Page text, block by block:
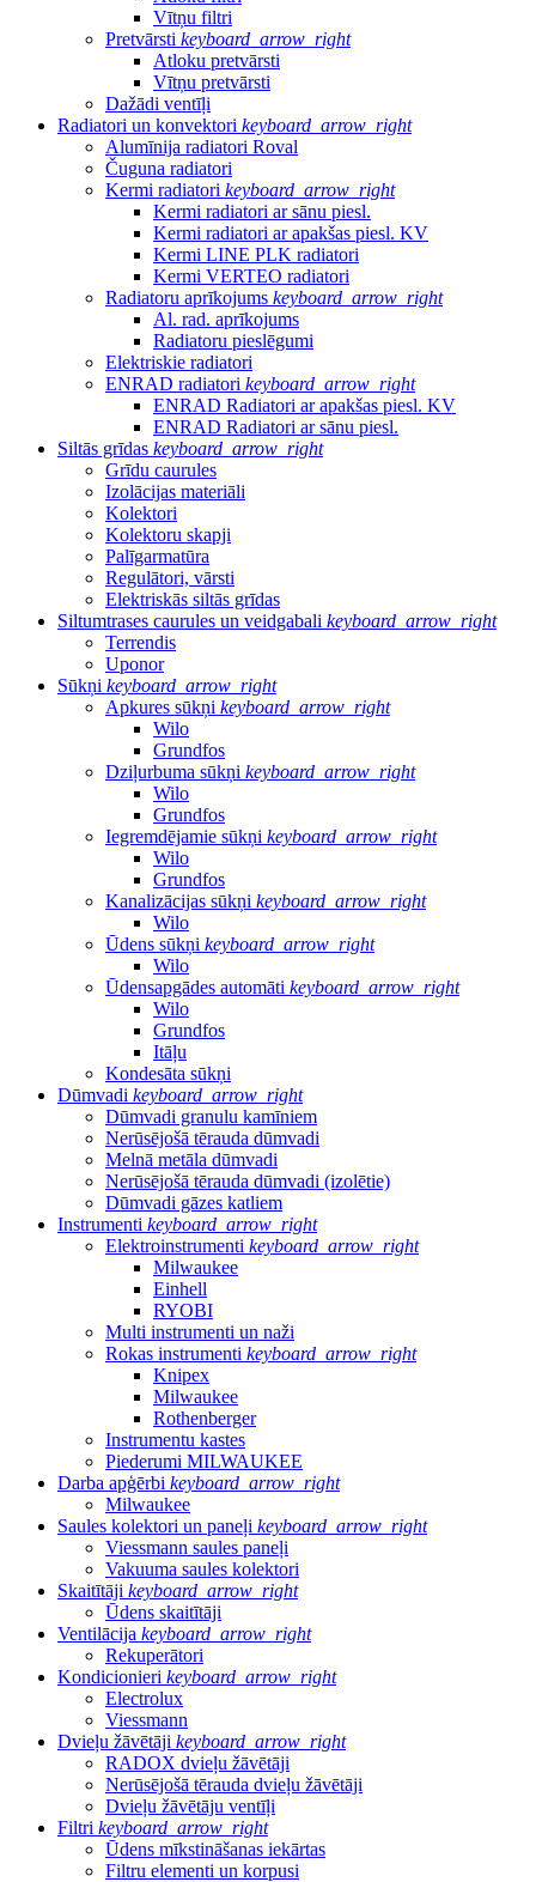
Vītņu filtri
Pretvārsti keyboard_arrow_right
Atloku pretvārsti
Vītņu pretvārsti
Dažādi ventīļi
Radiatori un konvektori keyboard_arrow_right
Alumīnija radiatori Roval
Čuguna radiatori
Kermi radiatori keyboard_arrow_right
Kermi radiatori ar sānu piesl.
Kermi radiatori ar apakšas piesl. KV
Kermi LINE PLK radiatori
Kermi VERTEO radiatori
Radiatoru aprīkojums keyboard_arrow_right
Al. rad. aprīkojums
Radiatoru pieslēgumi
Elektriskie radiatori
ENRAD radiatori keyboard_arrow_right
ENRAD Radiatori ar apakšas piesl. KV
ENRAD Radiatori ar sānu piesl.
Siltās grīdas keyboard_arrow_right
Grīdu caurules
Izolācijas materiāli
Kolektori
Kolektoru skapji
Palīgarmatūra
Regulātori, vārsti
Elektriskās siltās grīdas
Siltumtrases caurules un veidgabali keyboard_arrow_right
Terrendis
Uponor
Sūkņi keyboard_arrow_right
Apkures sūkņi keyboard_arrow_right
Wilo
Grundfos
Dziļurbuma sūkņi keyboard_arrow_right
Wilo
Grundfos
Iegremdējamie sūkņi keyboard_arrow_right
Wilo
Grundfos
Kanalizācijas sūkņi keyboard_arrow_right
Wilo
Ūdens sūkņi keyboard_arrow_right
Wilo
Ūdensapgādes automāti keyboard_arrow_right
Wilo
Grundfos
Itāļu
Kondesāta sūkņi
Dūmvadi keyboard_arrow_right
Dūmvadi granulu kamīniem
Nerūsējošā tērauda dūmvadi
Melnā metāla dūmvadi
Nerūsējošā tērauda dūmvadi (izolētie)
Dūmvadi gāzes katliem
Instrumenti keyboard_arrow_right
Elektroinstrumenti keyboard_arrow_right
Milwaukee
Einhell
RYOBI
Multi instrumenti un naži
Rokas instrumenti keyboard_arrow_right
Knipex
Milwaukee
Rothenberger
Instrumentu kastes
Piederumi MILWAUKEE
Darba apģērbi keyboard_arrow_right
Milwaukee
Saules kolektori un paneļi keyboard_arrow_right
Viessmann saules paneļi
Vakuuma saules kolektori
Skaitītāji keyboard_arrow_right
Ūdens skaitītāji
Ventilācija keyboard_arrow_right
Rekuperātori
Kondicionieri keyboard_arrow_right
Electrolux
Viessmann
Dvieļu žāvētāji keyboard_arrow_right
RADOX dvieļu žāvētāji
Nerūsējošā tērauda dvieļu žāvētāji
Dvieļu žāvētāju ventīļi
Filtri keyboard_arrow_right
Ūdens mīkstināšanas iekārtas
Filtru elementi un korpusi